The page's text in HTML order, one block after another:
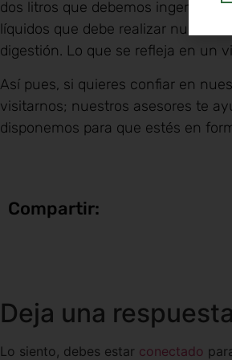
dos litros que debemos ingerir a
líquidos que debe realizar nuestro
digestión. Lo que se refleja en un
Así pues, si quieres confiar en
visitarnos; nuestros asesores te
disponemos para que estés en
Compartir:
Deja una respuesta
Lo siento, debes estar conectado